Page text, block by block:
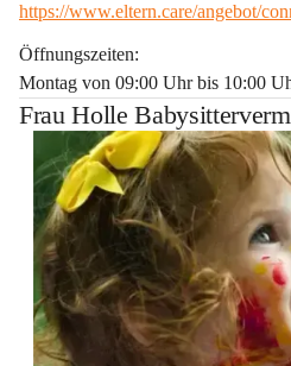
https://www.eltern.care/angebot/
Öffnungszeiten:
Montag von 09:00 Uhr bis 10:00
Frau Holle